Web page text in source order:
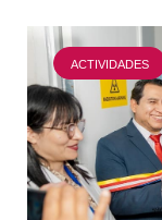
ACTIVIDADES